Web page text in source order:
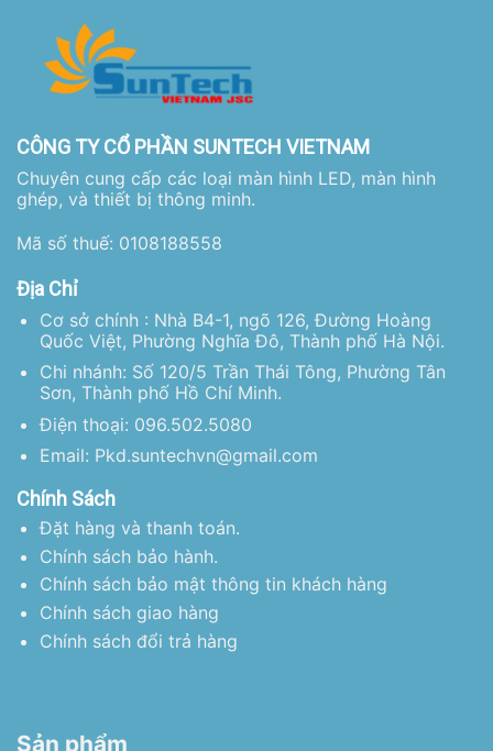
CÔNG TY CỔ PHẦN SUNTECH VIETNAM
Chuyên cung cấp các loại màn hình LED, màn hình
ghép, và thiết bị thông minh.
Mã số thuế: 0108188558
Địa Chỉ
Cơ sở chính : Nhà B4-1, ngõ 126, Đường Hoàng
Quốc Việt, Phường Nghĩa Đô, Thành phố Hà Nội.
Chi nhánh: Số 120/5 Trần Thái Tông, Phường Tân
Sơn, Thành phố Hồ Chí Minh.
Điện thoại: 096.502.5080
Email: Pkd.suntechvn@gmail.com
Chính Sách
Đặt hàng và thanh toán.
Chính sách bảo hành.
Chính sách bảo mật thông tin khách hàng
Chính sách giao hàng
Chính sách đổi trả hàng
Sản phẩm